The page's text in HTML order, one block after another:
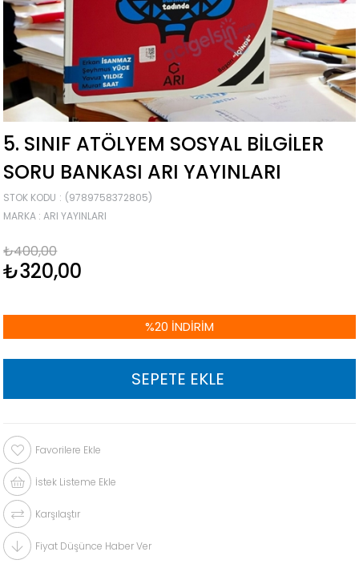
5. SINIF ATÖLYEM SOSYAL BILGILER
SORU BANKASI ARI YAYINLARI
STOK KODU
(9789758372805)
MARKA : ARI YAYINLARI
₺400,00
₺320,00
%20 İNDIRIM
Favorilere Ekle
İstek Listeme Ekle
Karşılaştır
Fiyat Düşünce Haber Ver